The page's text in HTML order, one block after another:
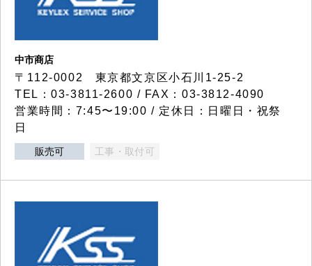
中市商店
〒112-0002 東京都文京区小石川1-25-2
TEL：03-3811-2600 / FAX：03-3812-4090
営業時間：7:45〜19:00 / 定休日：日曜日・祝祭
日
販売可 工事・取付可